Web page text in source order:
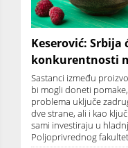
Keserović: Srbija
konkurentnosti
Sastanci između
bi mogli doneti
problema uključe
dve strane, ali i kao
sami investiraju u
Poljoprivrednog